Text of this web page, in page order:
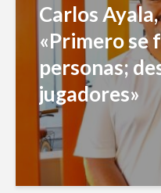
Carlos
«Primero se
personas;
jugadores»